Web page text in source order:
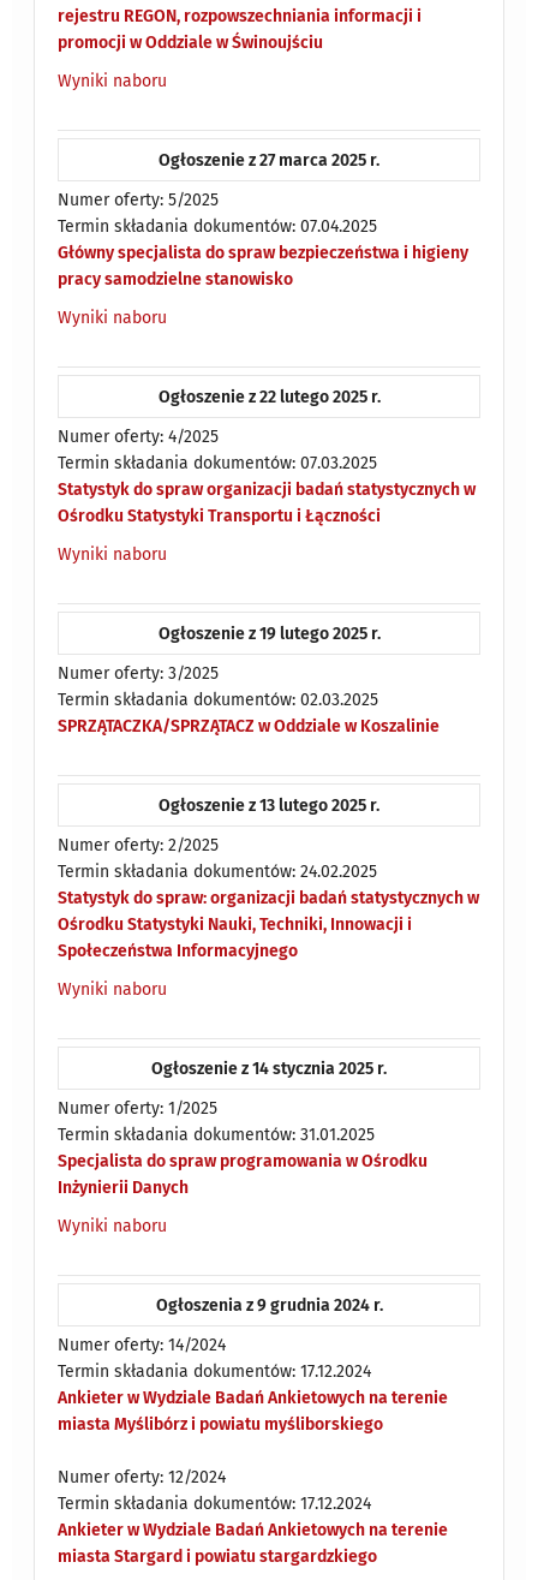
rejestru REGON, rozpowszechniania informacji i
promocji w Oddziale w Świnoujściu
Wyniki naboru
Ogłoszenie z 27 marca 2025 r.
Numer oferty: 5/2025
Termin składania dokumentów: 07.04.2025
Główny specjalista do spraw bezpieczeństwa i higieny
pracy samodzielne stanowisko
Wyniki naboru
Ogłoszenie z 22 lutego 2025 r.
Numer oferty: 4/2025
Termin składania dokumentów: 07.03.2025
Statystyk do spraw organizacji badań statystycznych w
Ośrodku Statystyki Transportu i Łączności
Wyniki naboru
Ogłoszenie z 19 lutego 2025 r.
Numer oferty: 3/2025
Termin składania dokumentów: 02.03.2025
SPRZĄTACZKA/SPRZĄTACZ w Oddziale w Koszalinie
Ogłoszenie z 13 lutego 2025 r.
Numer oferty: 2/2025
Termin składania dokumentów: 24.02.2025
Statystyk do spraw: organizacji badań statystycznych w
Ośrodku Statystyki Nauki, Techniki, Innowacji i
Społeczeństwa Informacyjnego
Wyniki naboru
Ogłoszenie z 14 stycznia 2025 r.
Numer oferty: 1/2025
Termin składania dokumentów: 31.01.2025
Specjalista do spraw programowania w Ośrodku
Inżynierii Danych
Wyniki naboru
Ogłoszenia z 9 grudnia 2024 r.
Numer oferty: 14/2024
Termin składania dokumentów: 17.12.2024
Ankieter w Wydziale Badań Ankietowych na terenie
miasta Myślibórz i powiatu myśliborskiego
Numer oferty: 12/2024
Termin składania dokumentów: 17.12.2024
Ankieter w Wydziale Badań Ankietowych na terenie
miasta Stargard i powiatu stargardzkiego